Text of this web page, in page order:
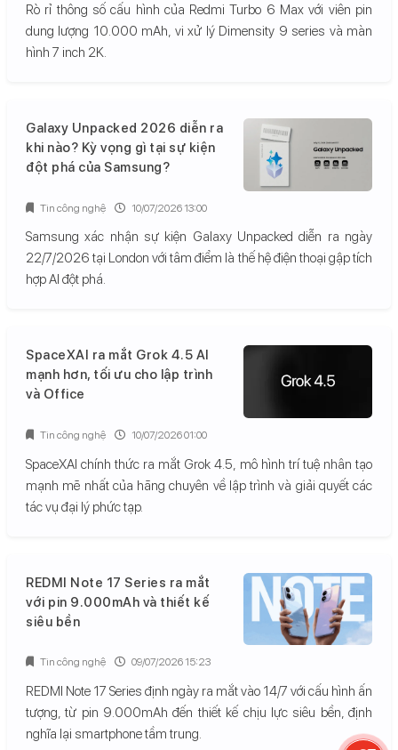
Rò rỉ thông số cấu hình của Redmi Turbo 6 Max với viên pin
dung lượng 10.000 mAh, vi xử lý Dimensity 9 series và màn
hình 7 inch 2K.
Galaxy Unpacked 2026 diễn ra
khi nào? Kỳ vọng gì tại sự kiện
đột phá của Samsung?
Samsung xác nhận sự kiện Galaxy Unpacked diễn ra ngày
22/7/2026 tại London với tâm điểm là thế hệ điện thoại gập tích
hợp AI đột phá.
Tin công nghệ 10/07/2026 13:00
SpaceXAI ra mắt Grok 4.5 AI
mạnh hơn, tối ưu cho lập trình
và Office
SpaceXAI chính thức ra mắt Grok 4.5, mô hình trí tuệ nhân tạo
mạnh mẽ nhất của hãng chuyên về lập trình và giải quyết các
tác vụ đại lý phức tạp.
Tin công nghệ 10/07/2026 01:00
REDMI Note 17 Series ra mắt
với pin 9.000mAh và thiết kế
siêu bền
REDMI Note 17 Series định ngày ra mắt vào 14/7 với cấu hình ấn
tượng, từ pin 9.000mAh đến thiết kế chịu lực siêu bền, định
nghĩa lại smartphone tầm trung.
Tin công nghệ 09/07/2026 15:23